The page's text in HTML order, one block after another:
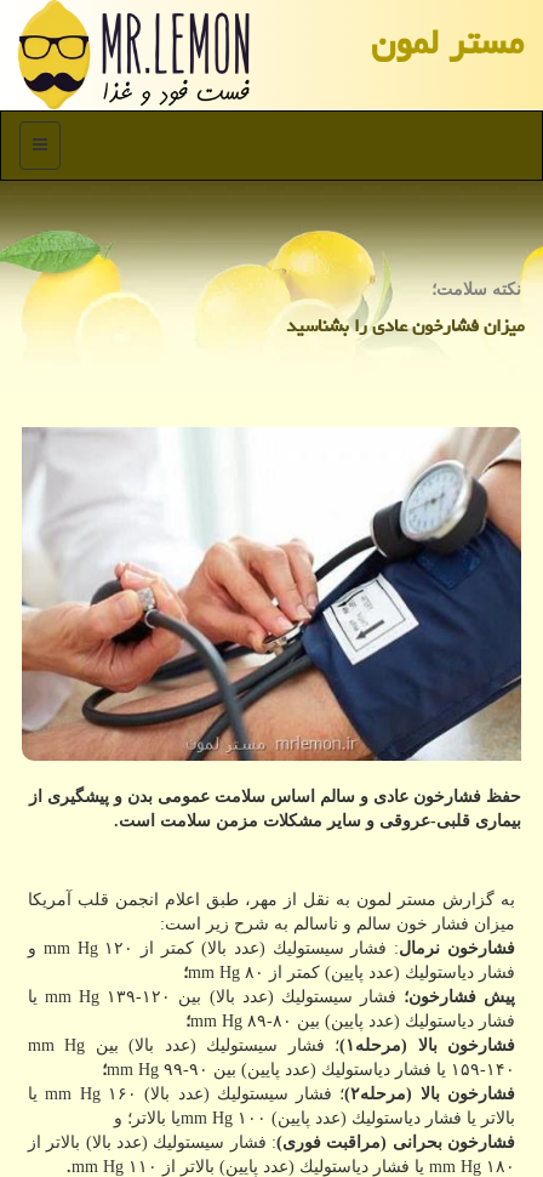
مستر لمون
منو
نكته سلامت؛
میزان فشارخون عادی را بشناسید
حفظ فشارخون عادی و سالم اساس سلامت عمومی بدن و پیشگیری از
بیماری قلبی-عروقی و سایر مشكلات مزمن سلامت است.
به گزارش مستر لمون به نقل از مهر، طبق اعلام انجمن قلب آمریكا
میزان فشار خون سالم و ناسالم به شرح زیر است:
فشارخون نرمال
: فشار سیستولیك (عدد بالا) كمتر از mm Hg ۱۲۰ و
فشار دیاستولیك (عدد پایین) كمتر از ۸۰ mm Hg
؛
پیش فشارخون؛
فشار سیستولیك (عدد بالا) بین mm Hg ۱۳۹-۱۲۰ یا
فشار دیاستولیك (عدد پایین) بین ۸۰-۸۹ mm Hg
؛
فشارخون بالا (مرحله۱)
؛ فشار سیستولیك (عدد بالا) بین mm Hg
۱۵۹-۱۴۰ یا فشار دیاستولیك (عدد پایین) بین ۹۰-۹۹ mm Hg
؛
فشارخون بالا (مرحله۲)
؛ فشار سیستولیك (عدد بالا) mm Hg ۱۶۰ یا
بالاتر یا فشار دیاستولیك (عدد پایین) ۱۰۰ mm Hgیا بالاتر؛ و
فشارخون بحرانی (مراقبت فوری): فشار سیستولیك (عدد بالا) بالاتر از
mm Hg ۱۸۰ یا فشار دیاستولیك (عدد پایین) بالاتر از ۱۱۰ mm Hg
.